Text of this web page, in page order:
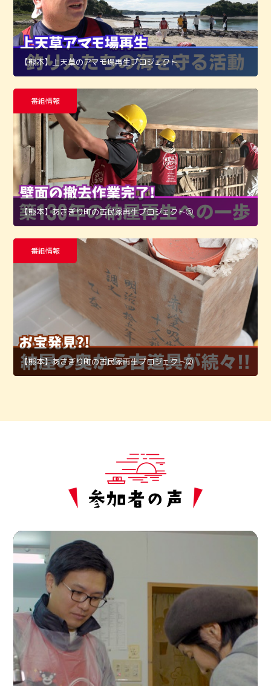
【熊本】上天草のアマモ場再生プロジェクト
番組情報
【熊本】あさぎり町の古民家再生プロジェクト➂
番組情報
【熊本】あさぎり町の古民家再生プロジェクト②